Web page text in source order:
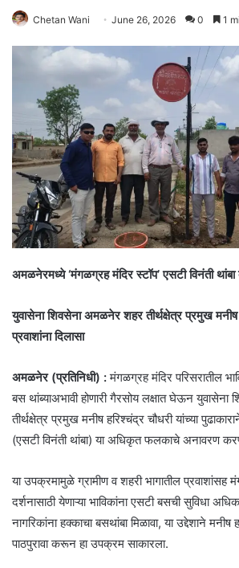
Chetan Wani June 26, 2026 0 1
अमळनेरमध्ये ‘मंगळग्रह मंदिर स्टॉप’ एसटी विनंती थांबा
युवासेना शिवसेना अमळनेर शहर तीर्थक्षेत्र प्रमुख मनीष
प्रवाशांना दिलासा
अमळनेर (प्रतिनिधी) :मंगळग्रह मंदिर परिसरातील
बस थांब्याअभावी होणारी गैरसोय लक्षात घेऊन
तीर्थक्षेत्र प्रमुख मनीष हरिश्चंद्र चौधरी यांच्या
(एसटी विनंती थांबा) या अधिकृत फलकाचे अनावरण
या उपक्रमामुळे ग्रामीण व शहरी भागातील प्रवाशांसह
दर्शनासाठी येणाऱ्या भाविकांना एसटी बसची सुविधा
नागरिकांना हक्काचा बसथांबा मिळावा, या उद्देशाने मनीष
पाठपुरावा करून हा उपक्रम साकारला.